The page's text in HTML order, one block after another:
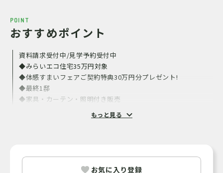
POINT
おすすめポイント
資料請求受付中/見学予約受付中
◆みらいエコ住宅35万円対象
◆体感すまいフェアご契約特典30万円分プレゼント!
◆最終1邸
◆家具・カーテン・照明付き販売
◆京成本線「八千代台」駅自転車6分(実測)×徒歩18分
◆「八千代台駅西口」バス停まで乗車7分
もっと見る
お気に入り登録